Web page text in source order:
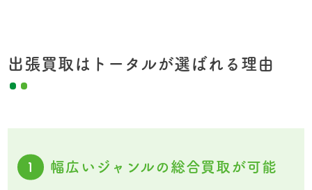
出張買取はトータルが選ばれる理由
1 幅広いジャンルの総合買取が可能